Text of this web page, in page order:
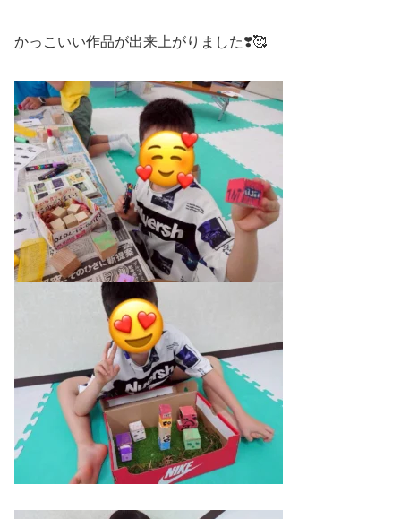
かっこいい作品が出来上がりました❣️🥰